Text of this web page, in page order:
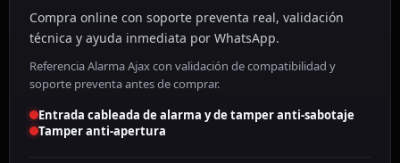
Compra online con soporte preventa real, validación
técnica y ayuda inmediata por WhatsApp.
Referencia Alarma Ajax con validación de compatibilidad y
soporte preventa antes de comprar.
Entrada cableada de alarma y de tamper anti-sabotaje
Tamper anti-apertura